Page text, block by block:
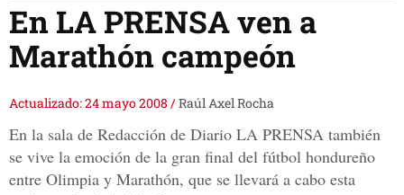
En LA PRENSA ven a
Marathón campeón
Actualizado: 24 mayo 2008 /Raúl Axel Rocha
En la sala de Redacción de Diario LA PRENSA también
se vive la emoción de la gran final del fútbol hondureño
entre Olimpia y Marathón, que se llevará a cabo esta